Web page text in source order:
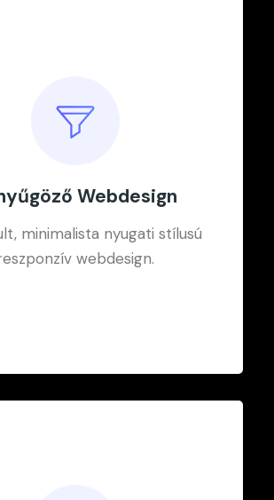
Webdesign
minimalista nyugati stílusú
webdesign.